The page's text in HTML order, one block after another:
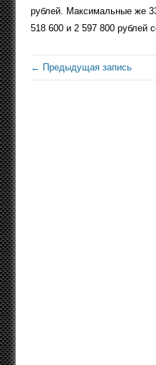
рублей. Максимальные же
518 600 и 2 597 800 рублей
← Предыдущая запись